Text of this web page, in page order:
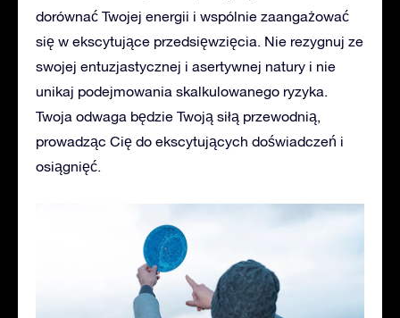
dorównać Twojej energii i wspólnie zaangażować
się w ekscytujące przedsięwzięcia. Nie rezygnuj ze
swojej entuzjastycznej i asertywnej natury i nie
unikaj podejmowania skalkulowanego ryzyka.
Twoja odwaga będzie Twoją siłą przewodnią,
prowadząc Cię do ekscytujących doświadczeń i
osiągnięć.